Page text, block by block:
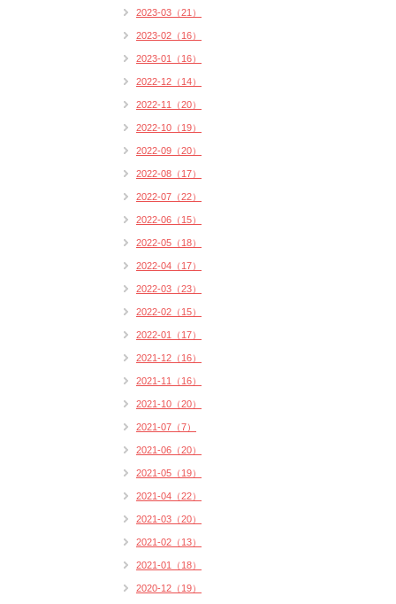
2023-03（21）
2023-02（16）
2023-01（16）
2022-12（14）
2022-11（20）
2022-10（19）
2022-09（20）
2022-08（17）
2022-07（22）
2022-06（15）
2022-05（18）
2022-04（17）
2022-03（23）
2022-02（15）
2022-01（17）
2021-12（16）
2021-11（16）
2021-10（20）
2021-07（7）
2021-06（20）
2021-05（19）
2021-04（22）
2021-03（20）
2021-02（13）
2021-01（18）
2020-12（19）